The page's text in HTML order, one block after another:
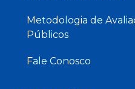
Metodologia de
Públicos
Fale Conosco